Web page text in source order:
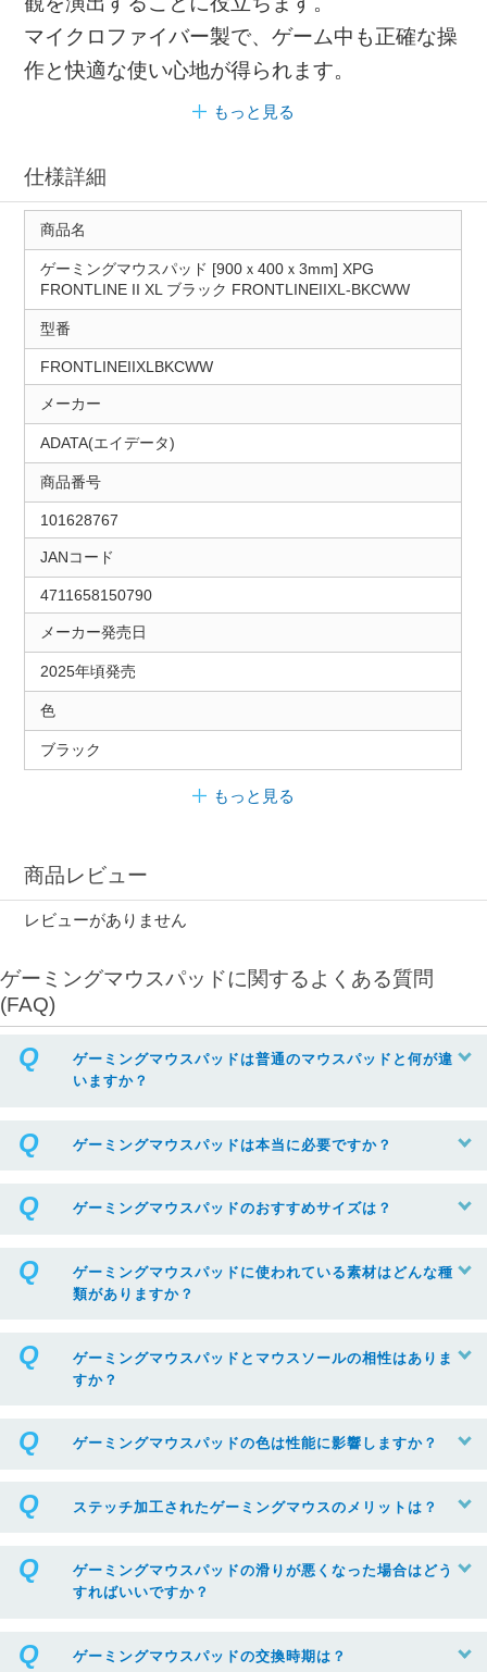
マイクロファイバー製で、ゲーム中も正確な操
作と快適な使い心地が得られます。
もっと見る
仕様詳細
商品名
ゲーミングマウスパッド [900ｘ400ｘ3mm] XPG
FRONTLINE II XL ブラック FRONTLINEIIXL-BKCWW
型番
FRONTLINEIIXLBKCWW
メーカー
ADATA(エイデータ)
商品番号
101628767
JANコード
4711658150790
メーカー発売日
2025年頃発売
色
ブラック
もっと見る
商品レビュー
レビューがありません
ゲーミングマウスパッドに関するよくある質問
(FAQ)
ゲーミングマウスパッドは普通のマウスパッドと何が違
いますか？
ゲーミングマウスパッドは本当に必要ですか？
ゲーミングマウスパッドのおすすめサイズは？
ゲーミングマウスパッドに使われている素材はどんな種
類がありますか？
ゲーミングマウスパッドとマウスソールの相性はありま
すか？
ゲーミングマウスパッドの色は性能に影響しますか？
ステッチ加工されたゲーミングマウスのメリットは？
ゲーミングマウスパッドの滑りが悪くなった場合はどう
すればいいですか？
ゲーミングマウスパッドの交換時期は？